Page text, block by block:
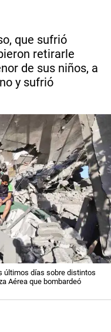
que sufrió
retirarle
de sus niños, a
y sufrió
últimos días sobre distintos
Aérea que bombardeó